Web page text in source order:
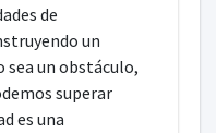
de
un
sea un obstáculo,
superar
es una